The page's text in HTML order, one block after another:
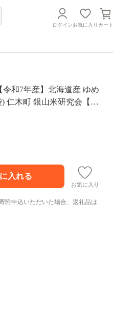
ログインお気に入り カート
令和7年産】北海道産 ゆめ
) 仁木町 銀山米研究会【機
朝ごはん 夜ごはん 昼ごは
お気に入り
附申込いただいた場合、返礼品は